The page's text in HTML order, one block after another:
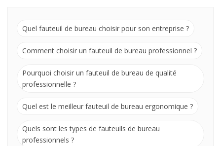
Quel fauteuil de bureau choisir pour son entreprise ?
Comment choisir un fauteuil de bureau professionnel ?
Pourquoi choisir un fauteuil de bureau de qualité
professionnelle ?
Quel est le meilleur fauteuil de bureau ergonomique ?
Quels sont les types de fauteuils de bureau
professionnels ?